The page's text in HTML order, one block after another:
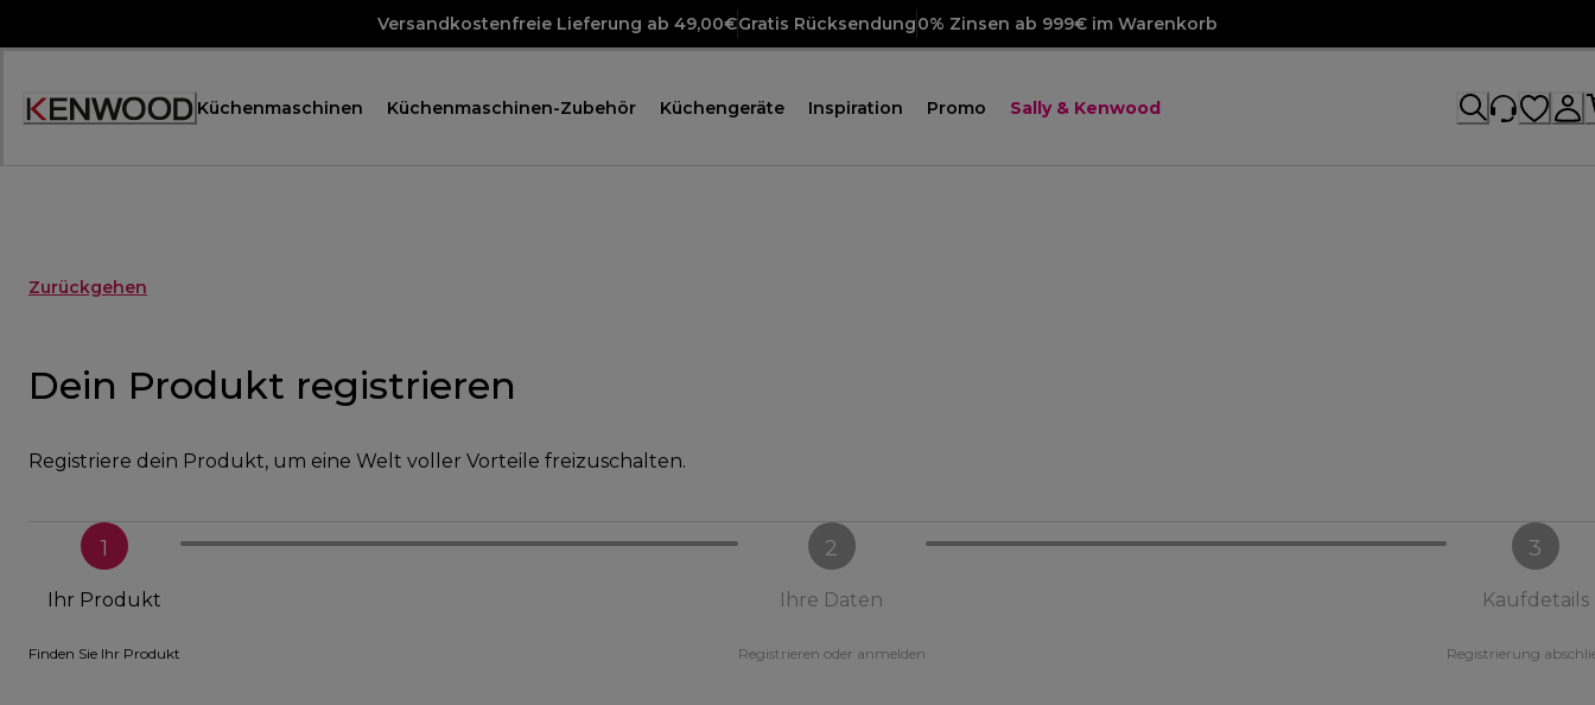
Versandkostenfreie Lieferung ab 49,00€Gratis Rücksendung0% Zinsen ab 999€ im Warenkorb
Accessibility
Küchenmaschinen Küchenmaschinen-Zubehör Küchengeräte Inspiration Promo Sally & Kenwood
Zurückgehen
Dein Produkt registrieren
Registriere dein Produkt, um eine Welt voller Vorteile freizuschalten.
1
Ihr Produkt
Finden Sie Ihr Produkt
2
Ihre Daten
Registrieren oder anmelden
3
Kaufdetails
Registrierung